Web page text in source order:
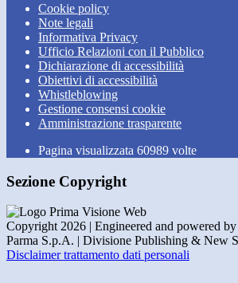
Cookie policy
Note legali
Informativa Privacy
Ufficio Relazioni con il Pubblico
Dichiarazione di accessibilità
Obiettivi di accessibilità
Whistleblowing
Gestione consensi cookie
Amministrazione trasparente
Pagina visualizzata 60989 volte
Sezione Copyright
Copyright 2026 | Engineered and powered
Parma S.p.A. | Divisione Publishing & New
Disclaimer trattamento dati personali